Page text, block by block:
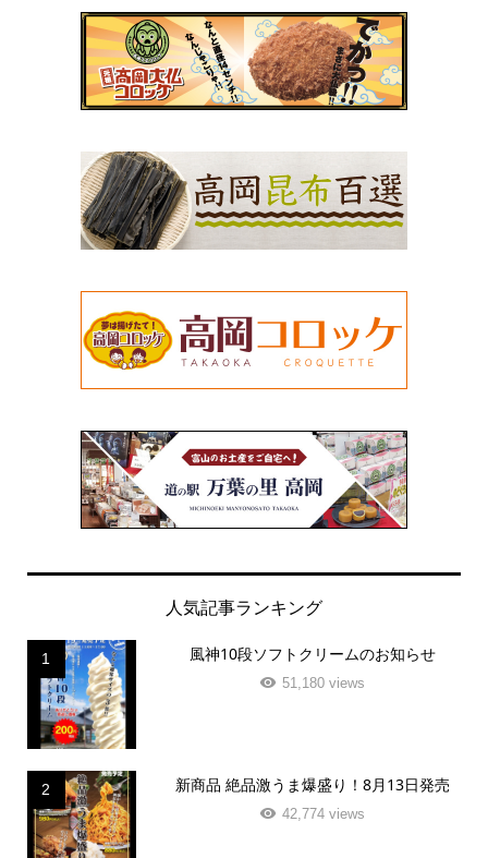
人気記事ランキング
1 風神10段ソフトクリームのお知らせ
51,180 views
2 新商品 絶品激うま爆盛り！8月13日発売
42,774 views